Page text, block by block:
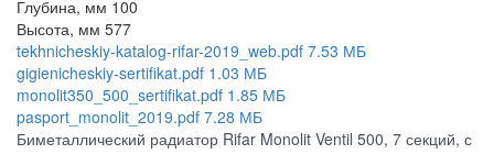
Глубина, мм 100
Высота, мм 577
tekhnicheskiy-katalog-rifar-2019_web.pdf 7.53 МБ
gigienicheskiy-sertifikat.pdf 1.03 МБ
monolit350_500_sertifikat.pdf 1.85 МБ
pasport_monolit_2019.pdf 7.28 МБ
Биметаллический радиатор Rifar Monolit Ventil 500, 7 секций, с